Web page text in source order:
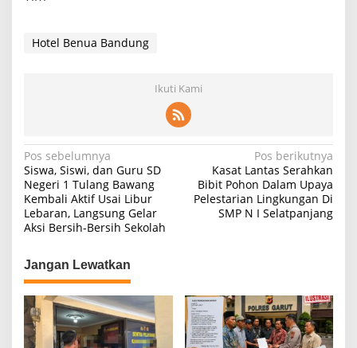
Hotel Benua Bandung
Ikuti Kami
Navigasi
pos
Pos sebelumnya
Siswa, Siswi, dan Guru SD
Negeri 1 Tulang Bawang
Kembali Aktif Usai Libur
Lebaran, Langsung Gelar
Aksi Bersih-Bersih Sekolah
Pos berikutnya
Kasat Lantas Serahkan
Bibit Pohon Dalam Upaya
Pelestarian Lingkungan Di
SMP N I Selatpanjang
Jangan Lewatkan